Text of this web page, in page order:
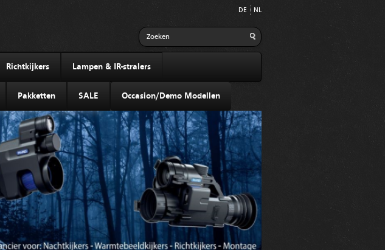
DE NL
Richtkijkers Lampen & IR-stralers
Pakketten SALE Occasion/Demo Modellen